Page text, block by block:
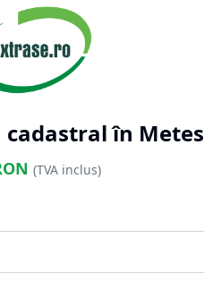
cadastral în Metes
(TVA inclus)